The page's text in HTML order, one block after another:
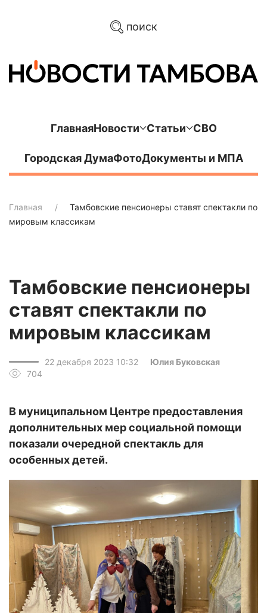
поиск
ГлавнаяНовости Статьи СВО
Городская ДумаФотоДокументы и МПА
Главная
Тамбовские пенсионеры ставят спектакли по
мировым классикам
Тамбовские пенсионеры
ставят спектакли по
мировым классикам
22 декабря 2023 10:32
Юлия Буковская
704
В муниципальном Центре предоставления
дополнительных мер социальной помощи
показали очередной спектакль для
особенных детей.